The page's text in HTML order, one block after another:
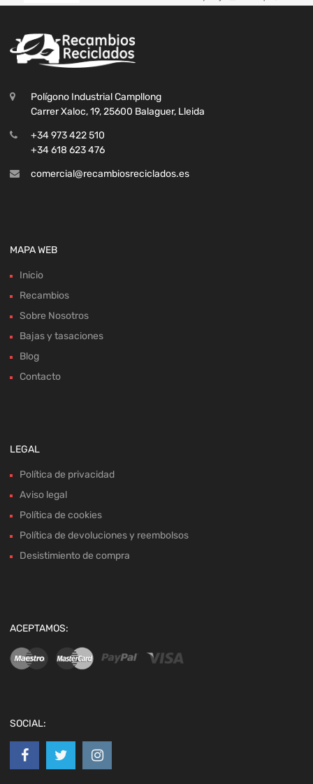
Polígono Industrial Campllong
Carrer Xaloc, 19, 25600 Balaguer, Lleida
+34 973 422 510
+34 618 623 476
comercial@recambiosreciclados.es
MAPA WEB
Inicio
Recambios
Sobre Nosotros
Bajas y tasaciones
Blog
Contacto
LEGAL
Política de privacidad
Aviso legal
Política de cookies
Política de devoluciones y reembolsos
Desistimiento de compra
ACEPTAMOS:
SOCIAL: